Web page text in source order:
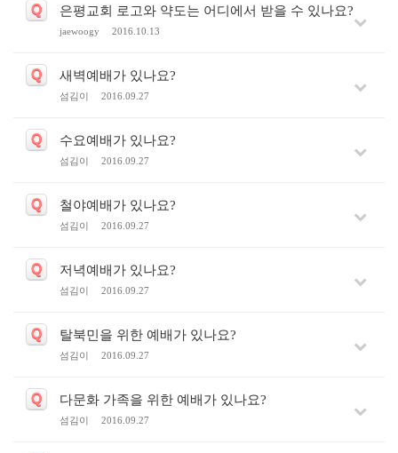
Q 은평교회 로고와 약도는 어디에서 받을 수 있나요?
jaewoogy 2016.10.13
Q 새벽예배가 있나요?
섬김이 2016.09.27
Q 수요예배가 있나요?
섬김이 2016.09.27
Q 철야예배가 있나요?
섬김이 2016.09.27
Q 저녁예배가 있나요?
섬김이 2016.09.27
Q 탈북민을 위한 예배가 있나요?
섬김이 2016.09.27
Q 다문화 가족을 위한 예배가 있나요?
섬김이 2016.09.27